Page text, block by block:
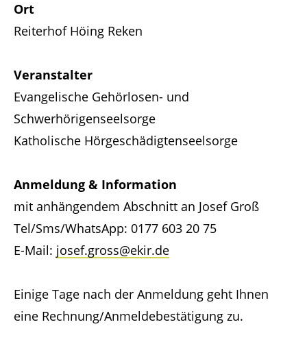
Cybersteel Inc.
+44 1234 567 890
info@yourdomain.com
About us
Lorem ipsum dolor sit amet, consectetuer
Aenean commodo ligula eget dolor. Aenean
massa. Cum sociis natoque penatibus et
Ort
Reiterhof Höing Reken
Veranstalter
Evangelische Gehörlosen- und
Schwerhörigenseelsorge
Katholische Hörgeschädigtenseelsorge
Anmeldung & Information
mit anhängendem Abschnitt an Josef Groß
Tel/Sms/WhatsApp: 0177 603 20 75
E-Mail: josef.gross@ekir.de
Einige Tage nach der Anmeldung geht Ihnen
eine Rechnung/Anmeldebestätigung zu.